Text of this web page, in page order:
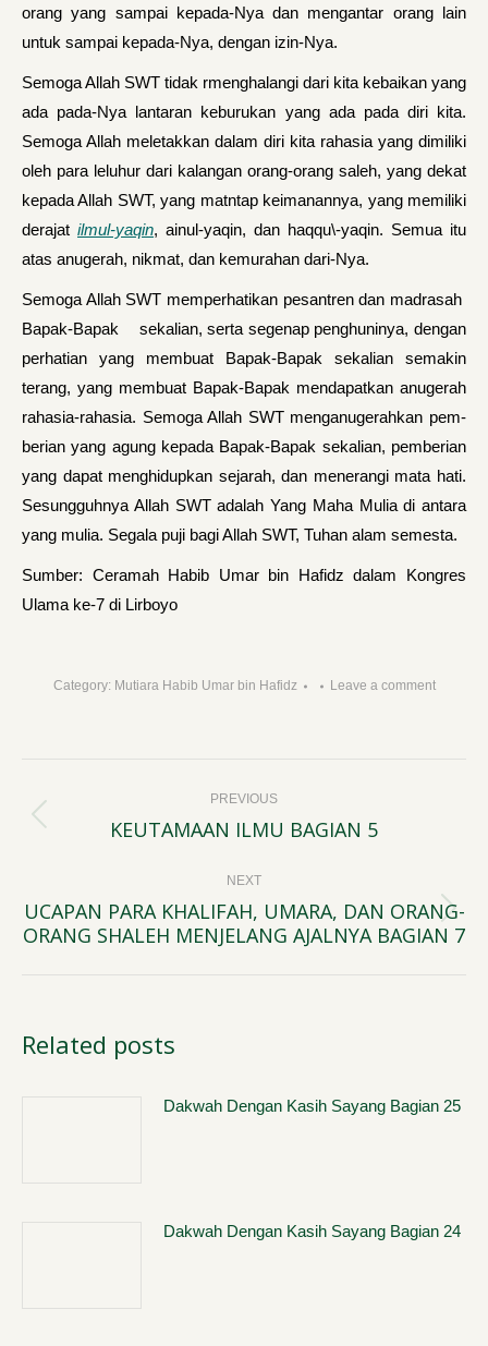
orang yang sampai kepada-Nya dan mengantar orang lain
untuk sampai kepa­da-Nya, dengan izin-Nya.
Semoga Allah SWT tidak rmenghalangi dari kita ke­baikan yang
ada pada-Nya lantaran keburukan yang ada pada diri kita.
Semoga Allah meletakkan dalam diri kita rahasia yang dimiliki
oleh para lelu­hur dari kalangan orang-orang saleh, yang dekat
kepada Allah SWT, yang matntap keimanannya, yang memiliki
derajat ilmul-yaqin, ainul-yaqin, dan haqqu\-yaqin. Semua itu
atas anugerah, nikmat, dan kemu­rahan dari-Nya.
Semoga Allah SWT memperhatikan pesantren dan madrasah
Bapak-Bapak sekalian, serta segenap penghuninya, dengan
perhatian yang membuat Bapak-Bapak sekalian semakin
terang, yang mem­buat Bapak-Bapak mendapatkan anugerah
rahasia-rahasia. Semoga Allah SWT menganugerahkan pem­
berian yang agung kepada Bapak-Bapak sekalian, pemberian
yang dapat menghidupkan sejarah, dan menerangi mata hati.
Sesungguhnya Allah SWT adalah Yang Maha Mulia di antara
yang mulia. Segala puji bagi Allah SWT, Tuhan alam semesta.
Sumber: Ceramah Habib Umar bin Hafidz dalam Kongres
Ulama ke-7 di Lirboyo
Category: Mutiara Habib Umar bin Hafidz Leave a comment
navigation PREVIOUS
Previous
KEUTAMAAN ILMU BAGIAN 5
NEXT
Next
UCAPAN PARA KHALIFAH, UMARA, DAN ORANG-
ORANG SHALEH MENJELANG AJALNYA BAGIAN 7
Related posts
Dakwah Dengan Kasih Sayang Bagian 25
Dakwah Dengan Kasih Sayang Bagian 24